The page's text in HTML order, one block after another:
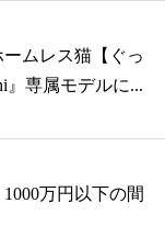
ムレス猫【ぐっ
』専属モデルに...
万円以下の間